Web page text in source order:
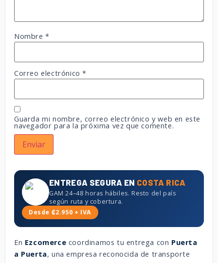
Nombre*
Correo electrónico*
Guarda mi nombre, correo electrónico y web en este
navegador para la próxima vez que comente.
ENTREGA SEGURA EN COSTA RICA
GAM 24–48 horas hábiles. Resto del país
según ruta y cobertura.
Desde ₡2.950 + IVA
En Ezcomerce coordinamos tu entrega con Puerta
a Puerta, una empresa reconocida de transporte